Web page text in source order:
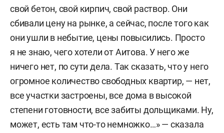
свой бетон, свой кирпич, свой раствор. Они
сбивали цену на рынке, а сейчас, после того как
они ушли в небытие, цены повысились. Просто
я не знаю, чего хотели от Аитова. У него же
ничего нет, по сути дела. Так сказать, что у него
огромное количество свободных квартир, — нет,
все участки застроены, все дома в высокой
степени готовности, все забиты дольщиками. Ну,
может, есть там что-то немножко…» — сказала